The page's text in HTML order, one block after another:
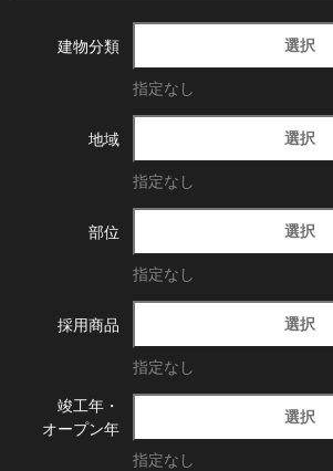
建物分類 選択
指定なし
地域 選択
指定なし
部位 選択
指定なし
採用商品 選択
指定なし
竣工年・
オープン年
選択
指定なし